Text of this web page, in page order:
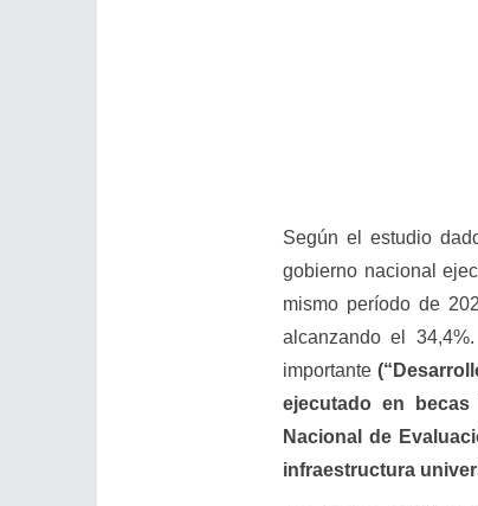
Según el estudio
gobierno nacional
mismo período de
alcanzando el
importante
ejecutado en
Nacional de
infraestructura